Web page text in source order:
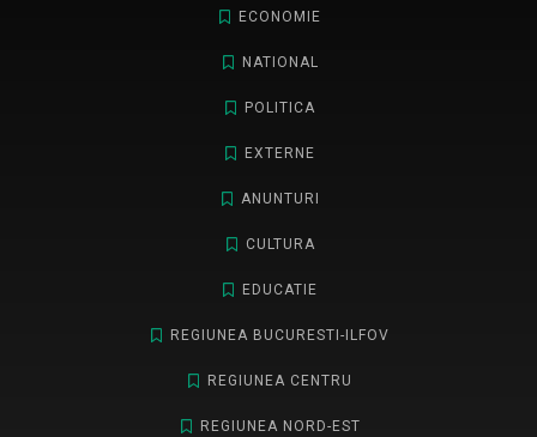
ECONOMIE
NATIONAL
POLITICA
EXTERNE
ANUNTURI
CULTURA
EDUCATIE
REGIUNEA BUCURESTI-ILFOV
REGIUNEA CENTRU
REGIUNEA NORD-EST